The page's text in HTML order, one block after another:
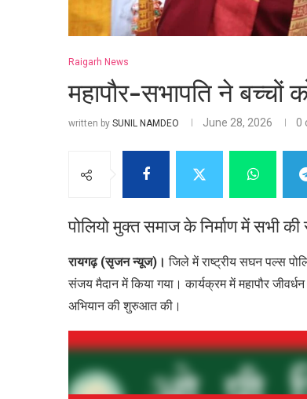
Raigarh News
महापौर-सभापति ने बच्चों
written by SUNIL NAMDEO June 28, 2026 0
पोलियो मुक्त समाज के निर्माण में सभी
रायगढ़ (सृजन न्यूज)।जिले में राष्ट्रीय सघन पल्स
संजय मैदान में किया गया। कार्यक्रम में महापौर
अभियान की शुरुआत की।